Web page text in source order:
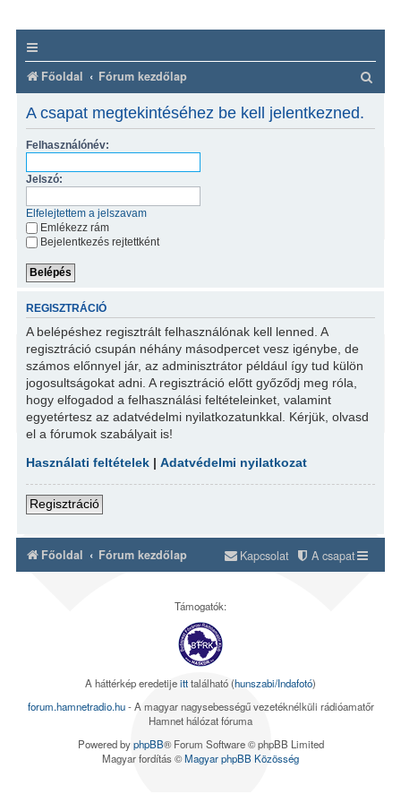
Főoldal Fórum kezdőlap
r
A csapat megtekintéséhez be kell jelentkezned.
Felhasználónév:
Jelszó:
Elfelejtettem a jelszavam
Emlékezz rám
Bejelentkezés rejtettként
REGISZTRÁCIÓ
A belépéshez regisztrált felhasználónak kell lenned. A
regisztráció csupán néhány másodpercet vesz igénybe, de
számos előnnyel jár, az adminisztrátor például így tud külön
jogosultságokat adni. A regisztráció előtt győződj meg róla,
hogy elfogadod a felhasználási feltételeinket, valamint
egyetértesz az adatvédelmi nyilatkozatunkkal. Kérjük, olvasd
el a fórumok szabályait is!
Használati feltételek |Adatvédelmi nyilatkozat
Regisztráció
Főoldal Fórum kezdőlap A csapat
Kapcsolat
Támogatók:
A háttérkép eredetijeitttalálható (hunszabi/Indafotó)
forum.hamnetradio.hu- A magyar nagysebességű vezetéknélküli rádióamatőr
Hamnet hálózat fóruma
Powered byphpBB® Forum Software © phpBB Limited
Magyar fordítás ©Magyar phpBB Közösség